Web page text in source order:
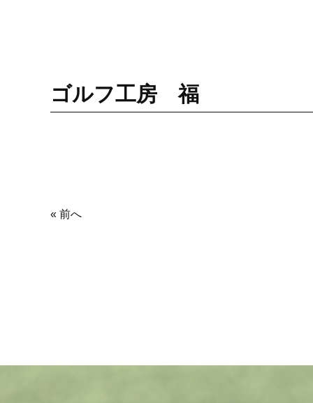
ゴルフ工房 福
« 前へ